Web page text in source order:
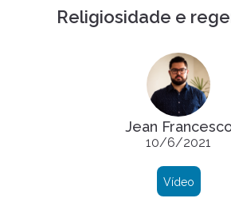
Religiosidade e
Jean
10/6/2021
Vídeo